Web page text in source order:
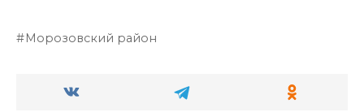
Морозовский район